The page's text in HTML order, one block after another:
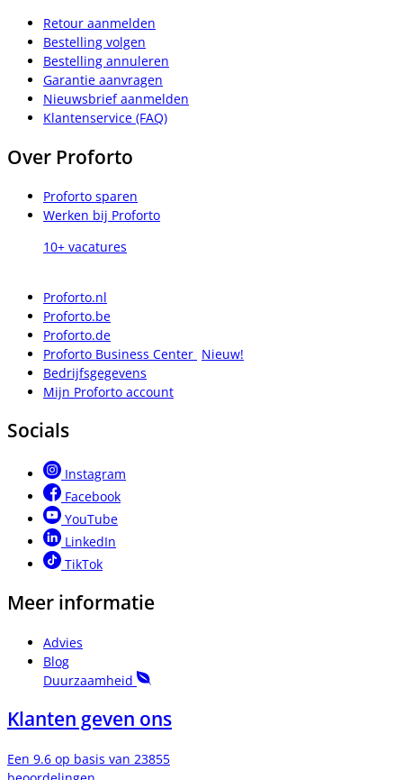
Retour aanmelden
Bestelling volgen
Bestelling annuleren
Garantie aanvragen
Nieuwsbrief aanmelden
Klantenservice (FAQ)
Over Proforto
Proforto sparen
Werken bij Proforto
10+ vacatures
Proforto.nl
Proforto.be
Proforto.de
Proforto Business Center Nieuw!
Bedrijfsgegevens
Mijn Proforto account
Socials
Instagram
Facebook
YouTube
LinkedIn
TikTok
Meer informatie
Advies
Blog
Duurzaamheid
Klanten geven ons
Een 9.6 op basis van 23855